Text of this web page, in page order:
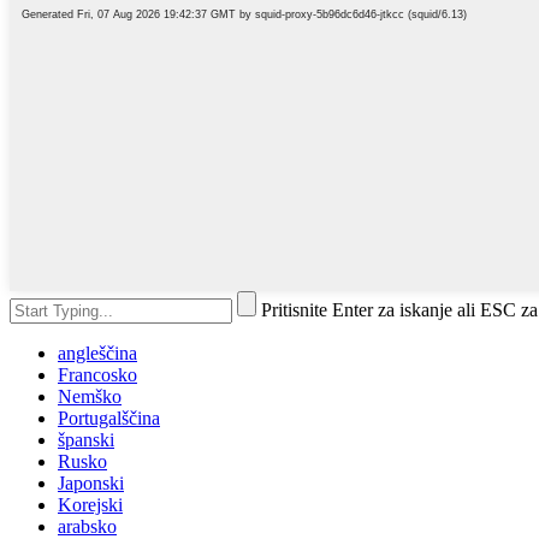
Pritisnite Enter za iskanje ali ESC
angleščina
Francosko
Nemško
Portugalščina
španski
Rusko
Japonski
Korejski
arabsko